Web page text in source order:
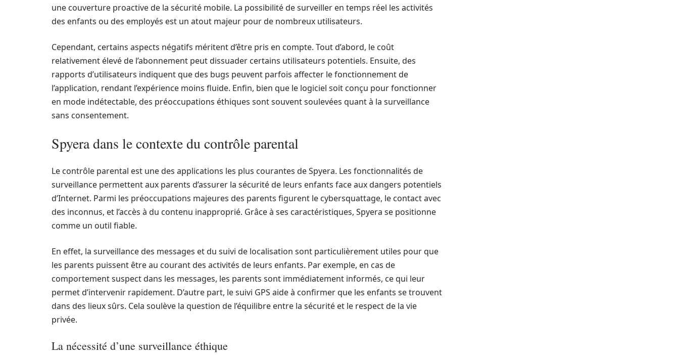
une couverture proactive de la sécurité mobile. La possibilité de surveiller en temps réel les activités
des enfants ou des employés est un atout majeur pour de nombreux utilisateurs.
Cependant, certains aspects négatifs méritent d’être pris en compte. Tout d’abord, le coût
relativement élevé de l’abonnement peut dissuader certains utilisateurs potentiels. Ensuite, des
rapports d’utilisateurs indiquent que des bugs peuvent parfois affecter le fonctionnement de
l’application, rendant l’expérience moins fluide. Enfin, bien que le logiciel soit conçu pour fonctionner
en mode indétectable, des préoccupations éthiques sont souvent soulevées quant à la surveillance
sans consentement.
Spyera dans le contexte du contrôle parental
Le contrôle parental est une des applications les plus courantes de Spyera. Les fonctionnalités de
surveillance permettent aux parents d’assurer la sécurité de leurs enfants face aux dangers potentiels
d’Internet. Parmi les préoccupations majeures des parents figurent le cybersquattage, le contact avec
des inconnus, et l’accès à du contenu inapproprié. Grâce à ses caractéristiques, Spyera se positionne
comme un outil fiable.
En effet, la surveillance des messages et du suivi de localisation sont particulièrement utiles pour que
les parents puissent être au courant des activités de leurs enfants. Par exemple, en cas de
comportement suspect dans les messages, les parents sont immédiatement informés, ce qui leur
permet d’intervenir rapidement. D’autre part, le suivi GPS aide à confirmer que les enfants se trouvent
dans des lieux sûrs. Cela soulève la question de l’équilibre entre la sécurité et le respect de la vie
privée.
La nécessité d’une surveillance éthique